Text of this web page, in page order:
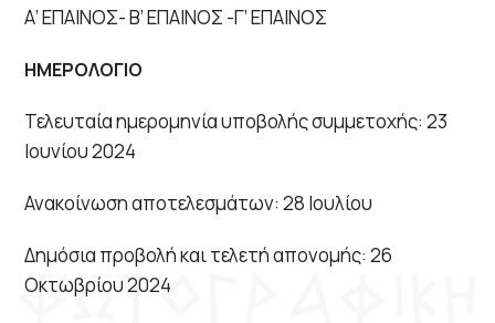
Α’ ΕΠΑΙΝΟΣ- Β’ ΕΠΑΙΝΟΣ -Γ’ ΕΠΑΙΝΟΣ
ΗΜΕΡΟΛΟΓΙΟ
Τελευταία ημερομηνία υποβολής συμμετοχής: 23
Ιουνίου 2024
Ανακοίνωση αποτελεσμάτων: 28 Ιουλίου
Δημόσια προβολή και τελετή απονομής: 26
Οκτωβρίου 2024